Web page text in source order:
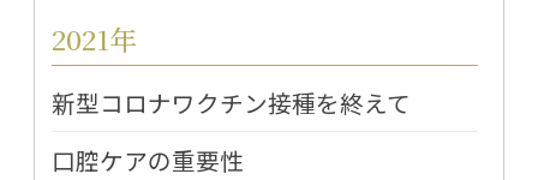
2021年
新型コロナワクチン接種を終えて
口腔ケアの重要性